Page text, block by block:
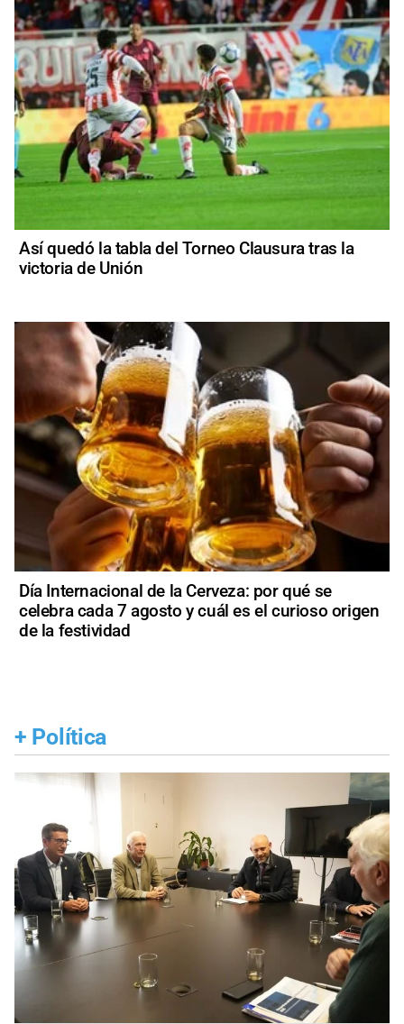
Así quedó la tabla del Torneo Clausura tras la
victoria de Unión
Día Internacional de la Cerveza: por qué se
celebra cada 7 agosto y cuál es el curioso origen
de la festividad
+ Política